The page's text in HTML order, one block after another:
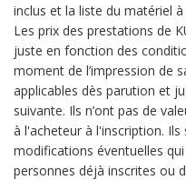
inclus et la liste du matériel à
Les prix des prestations de
juste en fonction des
moment de l’impression de
applicables dès parution et
suivante. Ils n’ont pas de
à l'acheteur à l'inscription.
modifications éventuelles
personnes déjà inscrites ou